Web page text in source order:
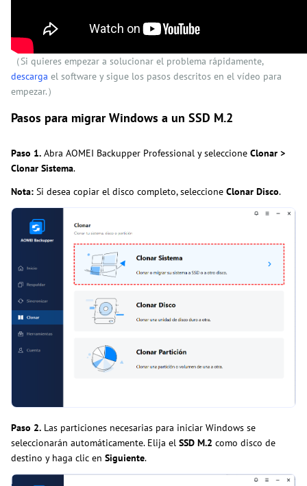
（Si quieres empezar a solucionar el problema rápidamente,
descarga el software y sigue los pasos descritos en el vídeo para
empezar.）
Pasos para migrar Windows a un SSD M.2
Paso 1. Abra AOMEI Backupper Professional y seleccione Clonar >
Clonar Sistema.
Nota: Si desea copiar el disco completo, seleccione Clonar Disco.
Paso 2. Las particiones necesarias para iniciar Windows se
seleccionarán automáticamente. Elija el SSD M.2 como disco de
destino y haga clic en Siguiente.